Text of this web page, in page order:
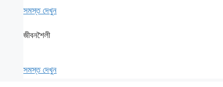
সমস্ত দেখুন
জীবনশৈলী
সমস্ত দেখুন